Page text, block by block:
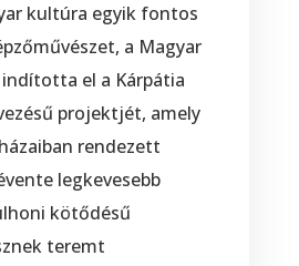
kultúra egyik fontos
a Magyar
el a Kárpátia
projektjét, amely
rendezett
legkevesebb
kötődésű
teremt